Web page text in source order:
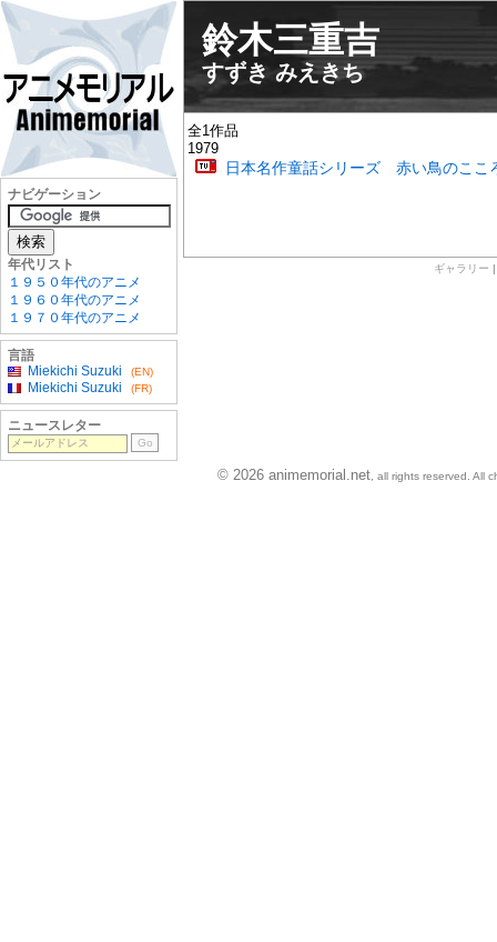
鈴木三重吉
すずき みえきち
全1作品
1979
日本名作童話シリーズ 赤い鳥のここ
ギャラリー
ナビゲーション
年代リスト
１９５０年代のアニメ
１９６０年代のアニメ
１９７０年代のアニメ
言語
Miekichi Suzuki
(EN)
Miekichi Suzuki (FR)
ニュースレター
© 2026 animemorial.net , all rights reserved. All